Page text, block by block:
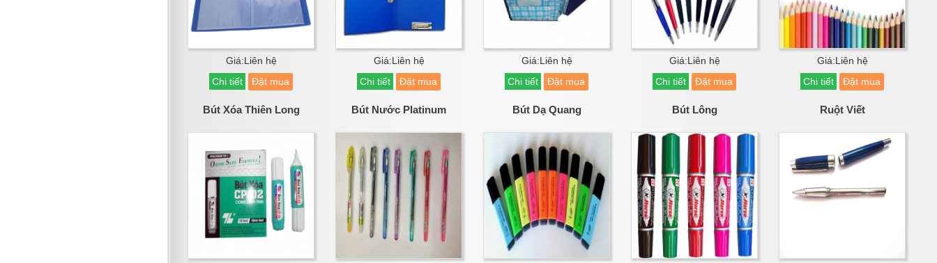
Giá:Liên hệ
Chi tiết
Đặt mua
Giá:Liên hệ
Chi tiết
Đặt mua
Giá:Liên hệ
Chi tiết
Đặt mua
Giá:Liên hệ
Chi tiết
Đặt mua
Giá:Liên hệ
Chi tiết
Đặt mua
Bút Xóa Thiên Long Bút Nước Platinum Bút Dạ Quang Bút Lông Ruột Viết